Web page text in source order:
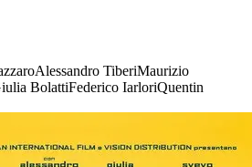
Alessandro TiberiMaurizio
BolattiFederico IarloriQuentin